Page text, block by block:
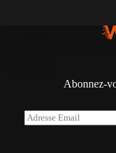
Abonnez-
E
m